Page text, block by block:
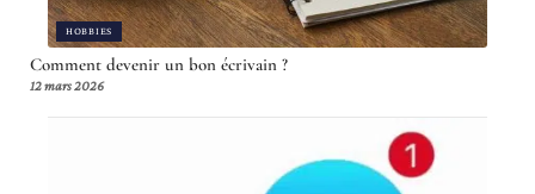
HOBBIES
Comment devenir un bon écrivain ?
12 mars 2026